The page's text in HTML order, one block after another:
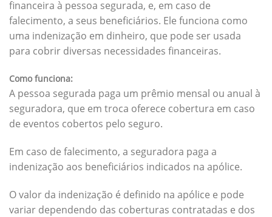
financeira à pessoa segurada, e, em caso de
falecimento, a seus beneficiários. Ele funciona como
uma indenização em dinheiro, que pode ser usada
para cobrir diversas necessidades financeiras.
Como funciona:
A pessoa segurada paga um prêmio mensal ou anual à
seguradora, que em troca oferece cobertura em caso
de eventos cobertos pelo seguro.
Em caso de falecimento, a seguradora paga a
indenização aos beneficiários indicados na apólice.
O valor da indenização é definido na apólice e pode
variar dependendo das coberturas contratadas e dos